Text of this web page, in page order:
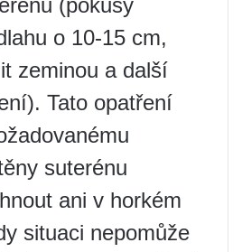
(pokusy
o 10-15 cm,
zeminou a další
Tato opatření
suterénu
ani v horkém
situaci nepomůže